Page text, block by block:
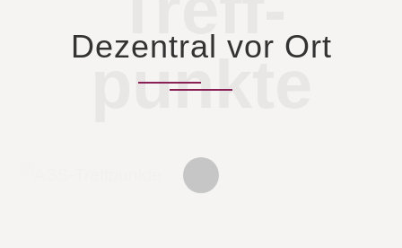
punkte
Dezentral vor Ort